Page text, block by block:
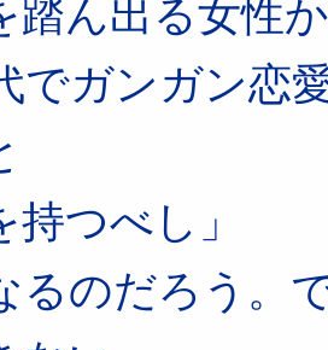
踏ん出る女性
でガンガン恋
持つべし」
るのだろう。